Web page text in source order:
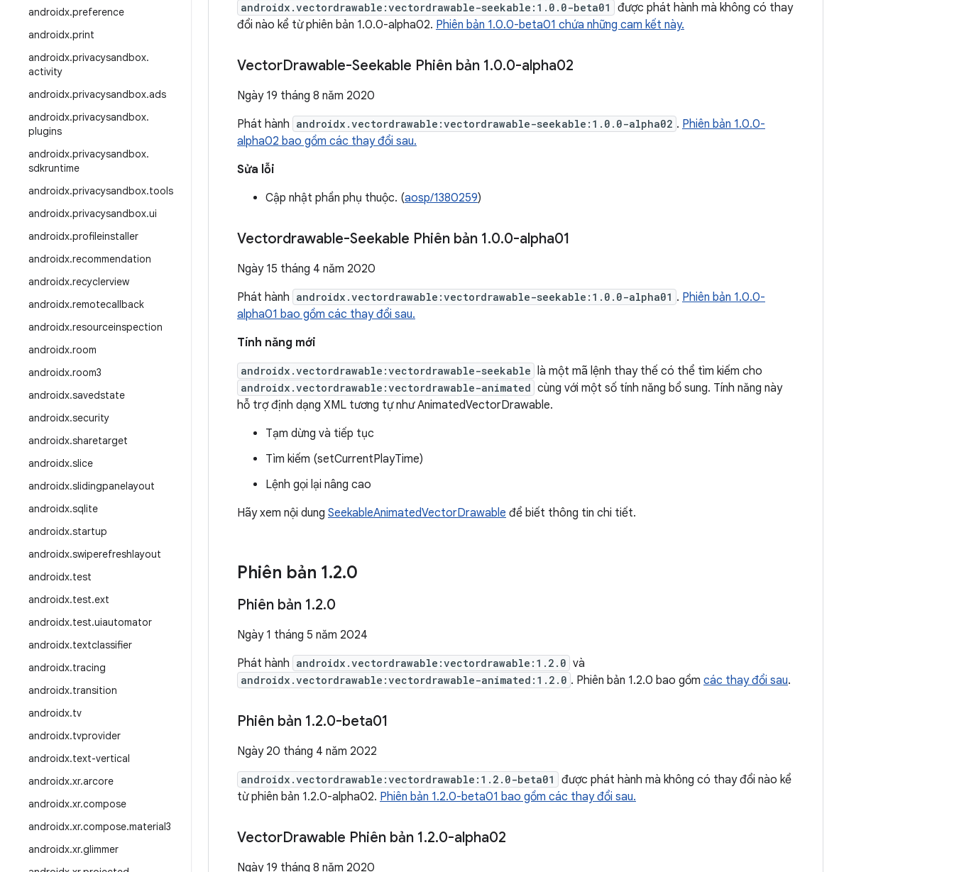
androidx.preference
androidx.print
androidx.privacysandbox.
activity
androidx.privacysandbox.ads
androidx.privacysandbox.
plugins
androidx.privacysandbox.
sdkruntime
androidx.privacysandbox.tools
androidx.privacysandbox.ui
androidx.profileinstaller
androidx.recommendation
androidx.recyclerview
androidx.remotecallback
androidx.resourceinspection
androidx.room
androidx.room3
androidx.savedstate
androidx.security
androidx.sharetarget
androidx.slice
androidx.slidingpanelayout
androidx.sqlite
androidx.startup
androidx.swiperefreshlayout
androidx.test
androidx.test.ext
androidx.test.uiautomator
androidx.textclassifier
androidx.tracing
androidx.transition
androidx.tv
androidx.tvprovider
androidx.text-vertical
androidx.xr.arcore
androidx.xr.compose
androidx.xr.compose.material3
androidx.xr.glimmer
androidx.vectordrawable:vectordrawable-seekable:1.0.0-beta01
được phát hành mà không có thay
đổi nào kể từ phiên bản 1.0.0-alpha02. Phiên bản 1.0.0-beta01 chứa những cam kết này.
VectorDrawable-Seekable Phiên bản 1.0.0-alpha02
Ngày 19 tháng 8 năm 2020
Phát hành androidx.vectordrawable:vectordrawable-seekable:1.0.0-alpha02 . Phiên bản 1.0.0-
alpha02 bao gồm các thay đổi sau.
Sửa lỗi
Cập nhật phần phụ thuộc. (aosp/1380259)
Vectordrawable-Seekable Phiên bản 1.0.0-alpha01
Ngày 15 tháng 4 năm 2020
Phát hành androidx.vectordrawable:vectordrawable-seekable:1.0.0-alpha01 . Phiên bản 1.0.0-
alpha01 bao gồm các thay đổi sau.
Tính năng mới
androidx.vectordrawable:vectordrawable-seekable là một mã lệnh thay thế có thể tìm kiếm cho
androidx.vectordrawable:vectordrawable-animated cùng với một số tính năng bổ sung. Tính năng này
hỗ trợ định dạng XML tương tự như AnimatedVectorDrawable.
Tạm dừng và tiếp tục
Tìm kiếm (setCurrentPlayTime)
Lệnh gọi lại nâng cao
Hãy xem nội dung SeekableAnimatedVectorDrawable để biết thông tin chi tiết.
Phiên bản 1.2.0
Phiên bản 1.2.0
Ngày 1 tháng 5 năm 2024
Phát hành androidx.vectordrawable:vectordrawable:1.2.0 và
androidx.vectordrawable:vectordrawable-animated:1.2.0 . Phiên bản 1.2.0 bao gồm các thay đổi sau.
Phiên bản 1.2.0-beta01
Ngày 20 tháng 4 năm 2022
androidx.vectordrawable:vectordrawable:1.2.0-beta01
được phát hành mà không có thay đổi nào kể
từ phiên bản 1.2.0-alpha02. Phiên bản 1.2.0-beta01 bao gồm các thay đổi sau.
VectorDrawable Phiên bản 1.2.0-alpha02
Ngày 19 tháng 8 năm 2020